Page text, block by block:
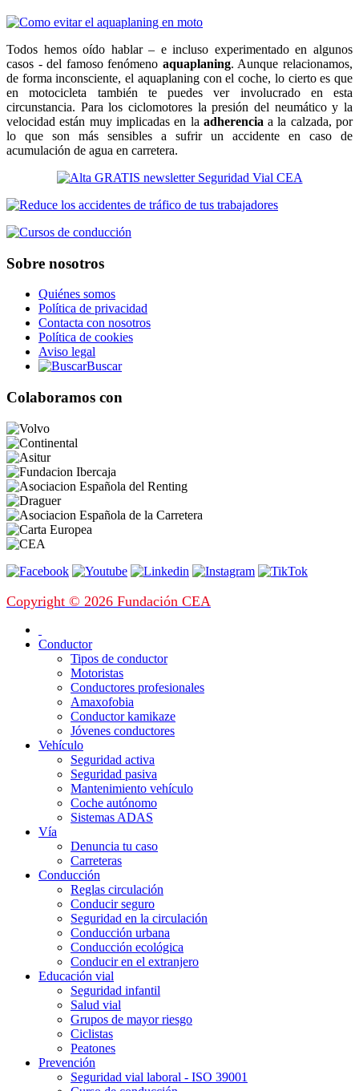
Todos hemos oído hablar – e incluso experimentado en algunos
casos - del famoso fenómeno aquaplaning. Aunque relacionamos,
de forma inconsciente, el aquaplaning con el coche, lo cierto es que
en motocicleta también te puedes ver involucrado en esta
circunstancia. Para los ciclomotores la presión del neumático y la
velocidad están muy implicadas en la adherencia a la calzada, por
lo que son más sensibles a sufrir un accidente en caso de
acumulación de agua en carretera.
Sobre nosotros
Quiénes somos
Política de privacidad
Contacta con nosotros
Política de cookies
Aviso legal
Buscar
Colaboramos con
Copyright © 2026 Fundación CEA
Conductor
Tipos de conductor
Motoristas
Conductores profesionales
Amaxofobia
Conductor kamikaze
Jóvenes conductores
Vehículo
Seguridad activa
Seguridad pasiva
Mantenimiento vehículo
Coche autónomo
Sistemas ADAS
Vía
Denuncia tu caso
Carreteras
Conducción
Reglas circulación
Conducir seguro
Seguridad en la circulación
Conducción urbana
Conducción ecológica
Conducir en el extranjero
Educación vial
Seguridad infantil
Salud vial
Grupos de mayor riesgo
Ciclistas
Peatones
Prevención
Seguridad vial laboral - ISO 39001